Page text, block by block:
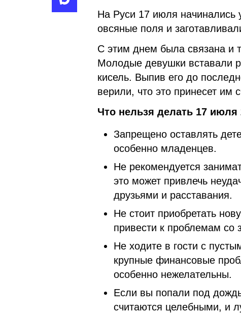
На Руси 17 июля начинались
овсяные поля и
С этим днем была связана и
Молодые девушки вставали
кисель. Выпив его до
верили, что это принесет им
Что нельзя делать 17 июля
Запрещено оставлять
особенно младенцев.
Не рекомендуется
это может привлечь
друзьями и расставания.
Не стоит приобретать
привести к проблемам со
Не ходите в гости с
крупные финансовые
особенно нежелательны.
Если вы попали под
считаются целебными, и